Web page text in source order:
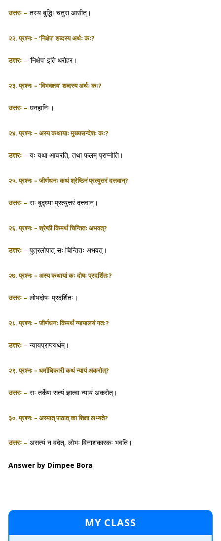
उत्तरः – तस्य बुद्धिः चतुरा आसीत्।
२२. प्रश्नः – ‘निक्षेप’ शब्दस्य अर्थः कः?
उत्तरः – ‘निक्षेप’ इति धरोहर।
२३. प्रश्नः – ‘विभवक्षय’ शब्दस्य अर्थः कः?
उत्तरः – धनहानिः।
२४. प्रश्नः – अस्य कथायाः मुख्यसन्देशः कः?
उत्तरः – यः यथा आचरति, तथा फलम् प्राप्नोति।
२५. प्रश्नः – जीर्णधनः कथं श्रेष्ठिनं प्रत्युत्तरं दत्तवान्?
उत्तरः – सः बुद्ध्या प्रत्युत्तरं दत्तवान्।
२६. प्रश्नः – श्रेष्ठी किमर्थं चिन्तितः अभवत्?
उत्तरः – पुत्रलोपात् सः चिन्तितः अभवत्।
२७. प्रश्नः – अस्य कथायां कः दोषः प्रदर्शितः?
उत्तरः – लोभदोषः प्रदर्शितः।
२८. प्रश्नः – जीर्णधनः किमर्थं न्यायालयं गतः?
उत्तरः – न्यायप्राप्त्यर्थम्।
२९. प्रश्नः – धर्माधिकारी कथं न्यायं अकरोत्?
उत्तरः – सः तर्केण सत्यं ज्ञात्वा न्यायं अकरोत्।
३०. प्रश्नः – अस्मात् पाठात् का शिक्षा लभ्यते?
उत्तरः – असत्यं न वदेत्, लोभः विनाशकारकः भवति।
Answer by Dimpee Bora
MY CLASS